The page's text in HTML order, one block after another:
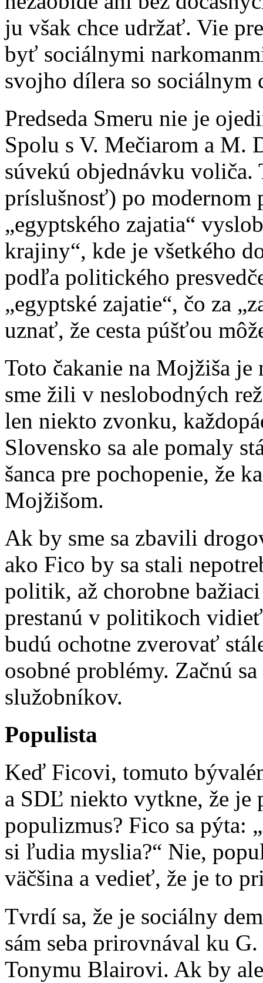
ju však chce udržať. Vie
byť sociálnymi
svojho dílera so sociálnym
Predseda Smeru nie je
Spolu s V. Mečiarom a M.
súvekú objednávku voliča.
príslušnosť) po
„egyptského zajatia“
krajiny“, kde je všetkého
podľa politického
„egyptské zajatie“, čo za
uznať, že cesta púšťou
Toto čakanie na Mojžiša
sme žili v neslobodných
len niekto zvonku,
Slovensko sa ale pomaly
šanca pre pochopenie, že
Mojžišom.
Ak by sme sa zbavili
ako Fico by sa stali
politik, až chorobne
prestanú v politikoch
budú ochotne zverovať
osobné problémy. Začnú
služobníkov.
Populista
Keď Ficovi, tomuto
a SDĽ niekto vytkne, že je
populizmus? Fico sa pýta:
si ľudia myslia?“ Nie,
väčšina a vedieť, že je to
Tvrdí sa, že je sociálny
sám seba prirovnával ku
Tonymu Blairovi. Ak by